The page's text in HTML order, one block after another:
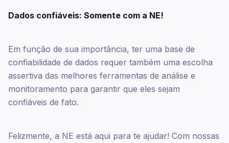
Dados confiáveis: Somente com a NE!
Em função de sua importância, ter uma base de
confiabilidade de dados requer também uma escolha
assertiva das melhores ferramentas de análise e
monitoramento para garantir que eles sejam
confiáveis de fato.
Felizmente, a NE está aqui para te ajudar! Com nossas